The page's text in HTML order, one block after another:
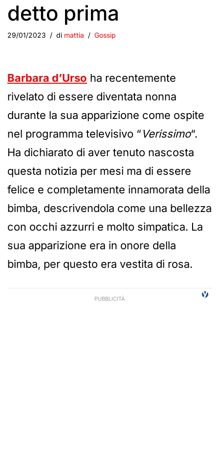
detto prima
29/01/2023 di mattia Gossip
Barbara d’Urso ha recentemente
rivelato di essere diventata nonna
durante la sua apparizione come ospite
nel programma televisivo “Verissimo“.
Ha dichiarato di aver tenuto nascosta
questa notizia per mesi ma di essere
felice e completamente innamorata della
bimba, descrivendola come una bellezza
con occhi azzurri e molto simpatica. La
sua apparizione era in onore della
bimba, per questo era vestita di rosa.